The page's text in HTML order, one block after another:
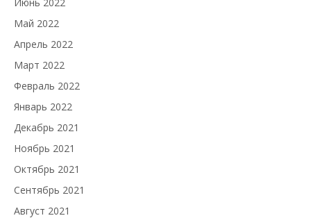
Май 2022
Апрель 2022
Март 2022
Февраль 2022
Январь 2022
Декабрь 2021
Ноябрь 2021
Октябрь 2021
Сентябрь 2021
Август 2021